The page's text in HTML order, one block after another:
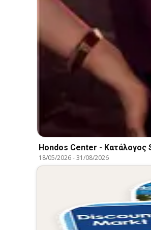
Hondos Center - Kατάλογος
18/05/2026-31/08/2026